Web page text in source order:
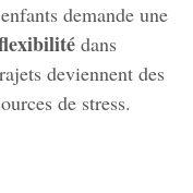
demande une
dans
deviennent des
de stress.